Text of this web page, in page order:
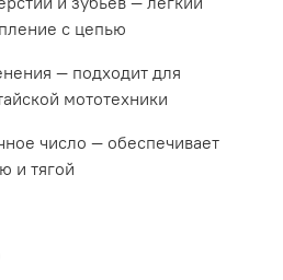
с цепью
— подходит для
мототехники
число — обеспечивает
и тягой